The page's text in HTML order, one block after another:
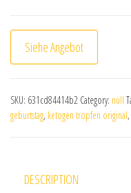
Siehe Angebot
SKU: 631cd84414b2 Category: null
geburtstag, ketogen tropfen original,
DESCRIPTION